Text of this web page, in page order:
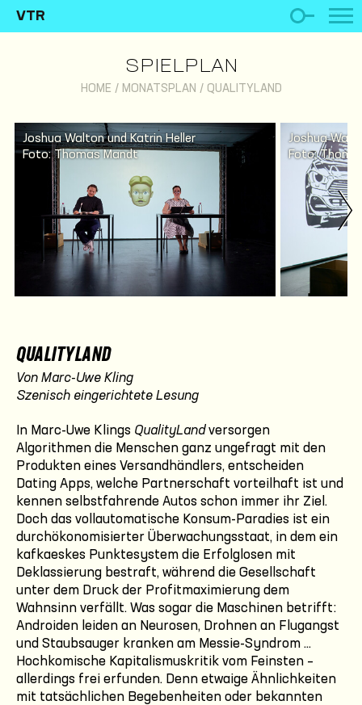
VTR
SPIELPLAN
HOME / MONATSPLAN / QUALITYLAND
Joshua Walton und Katrin Heller
Foto: Thomas Mandt
Joshua
Foto:
QUALITYLAND
Von Marc-Uwe Kling
Szenisch eingerichtete Lesung
In Marc-Uwe Klings QualityLandversorgen
Algorithmen die Menschen ganz ungefragt mit den
Produkten eines Versandhändlers, entscheiden
Dating Apps, welche Partnerschaft vorteilhaft ist und
kennen selbstfahrende Autos schon immer ihr Ziel.
Doch das vollautomatische Konsum-Paradies ist ein
durchökonomisierter Überwachungsstaat, in dem ein
kafkaeskes Punktesystem die Erfolglosen mit
Deklassierung bestraft, während die Gesellschaft
unter dem Druck der Profitmaximierung dem
Wahnsinn verfällt. Was sogar die Maschinen betrifft:
Androiden leiden an Neurosen, Drohnen an Flugangst
und Staubsauger kranken am Messie-Syndrom ...
Hochkomische Kapitalismuskritik vom Feinsten –
allerdings frei erfunden. Denn etwaige Ähnlichkeiten
mit tatsächlichen Begebenheiten oder bekannten